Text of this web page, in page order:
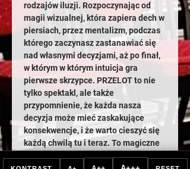
rodzajów iluzji. Rozpoczynając od
magii wizualnej, która zapiera dech w
piersiach, przez mentalizm, podczas
którego zaczynasz zastanawiać się
nad własnymi decyzjami, aż po finał,
w którym w którym intuicja gra
pierwsze skrzypce. PRZELOT to nie
tylko spektakl, ale także
przypomnienie, że każda nasza
decyzja może mieć zaskakujące
konsekwencje, i że warto cieszyć się
każdą chwilą tu i teraz. To magiczne
show, które zachwyca i inspiruje.